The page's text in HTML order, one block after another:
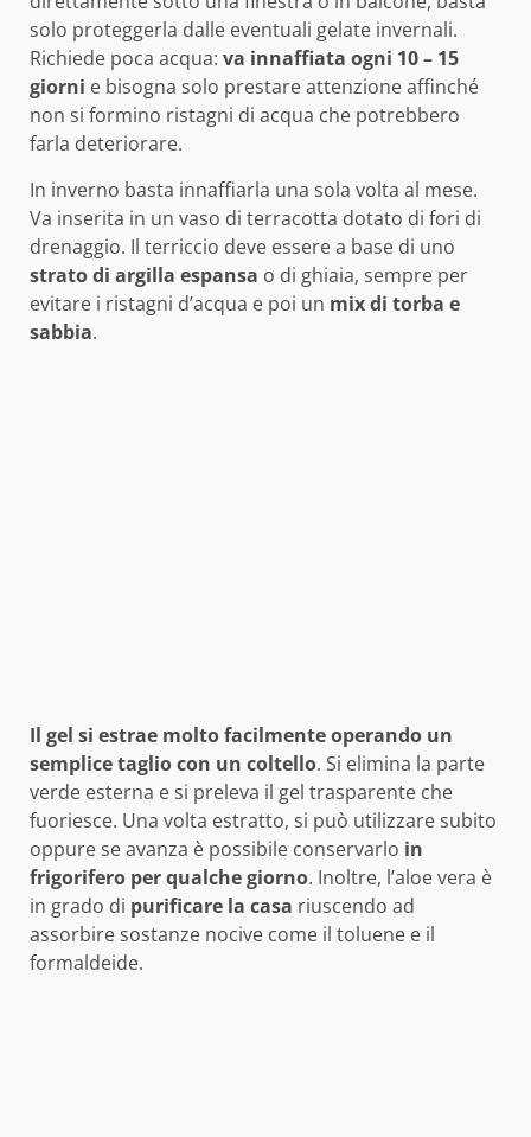
solo proteggerla dalle eventuali gelate invernali.
Richiede poca acqua: va innaffiata ogni 10 – 15
giorni e bisogna solo prestare attenzione affinché
non si formino ristagni di acqua che potrebbero
farla deteriorare.
In inverno basta innaffiarla una sola volta al mese.
Va inserita in un vaso di terracotta dotato di fori di
drenaggio. Il terriccio deve essere a base di uno
strato di argilla espansa o di ghiaia, sempre per
evitare i ristagni d’acqua e poi un mix di torba e
sabbia.
Il gel si estrae molto facilmente operando un
semplice taglio con un coltello. Si elimina la parte
verde esterna e si preleva il gel trasparente che
fuoriesce. Una volta estratto, si può utilizzare subito
oppure se avanza è possibile conservarlo in
frigorifero per qualche giorno. Inoltre, l’aloe vera è
in grado di purificare la casa riuscendo ad
assorbire sostanze nocive come il toluene e il
formaldeide.